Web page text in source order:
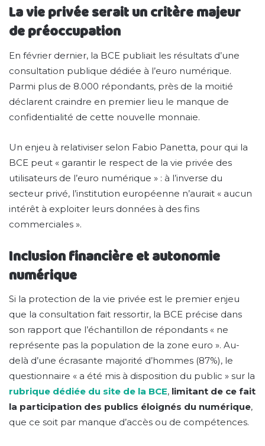
La vie privée serait un critère majeur
de préoccupation
En février dernier, la BCE publiait les résultats d’une
consultation publique dédiée à l’euro numérique.
Parmi plus de 8.000 répondants, près de la moitié
déclarent craindre en premier lieu le manque de
confidentialité de cette nouvelle monnaie.
Un enjeu à relativiser selon Fabio Panetta, pour qui la
BCE peut « garantir le respect de la vie privée des
utilisateurs de l’euro numérique » : à l’inverse du
secteur privé, l’institution européenne n’aurait « aucun
intérêt à exploiter leurs données à des fins
commerciales ».
Inclusion financière et autonomie
numérique
Si la protection de la vie privée est le premier enjeu
que la consultation fait ressortir, la BCE précise dans
son rapport que l’échantillon de répondants « ne
représente pas la population de la zone euro ». Au-
delà d’une écrasante majorité d’hommes (87%), le
questionnaire « a été mis à disposition du public » sur la
rubrique dédiée du site de la BCE, limitant de ce fait
la participation des publics éloignés du numérique,
que ce soit par manque d’accès ou de compétences.